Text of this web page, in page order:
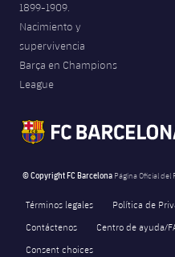
1899-1909.
Nacimiento y
supervivencia
Barça en Champions
League
© Copyright FC Barcelona Página Oficial del
Términos legales Política de
Contáctenos
Centro de ayuda/
Consent choices